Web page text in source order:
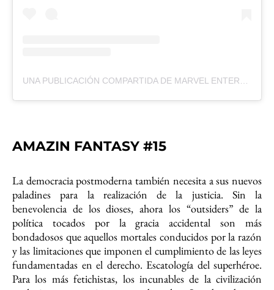
AMAZIN FANTASY #15
La democracia postmoderna también necesita a sus nuevos
paladines para la realización de la justicia. Sin la
benevolencia de los dioses, ahora los “outsiders” de la
política tocados por la gracia accidental son más
bondadosos que aquellos mortales conducidos por la razón
y las limitaciones que imponen el cumplimiento de las leyes
fundamentadas en el derecho. Escatología del superhéroe.
Para los más fetichistas, los incunables de la civilización